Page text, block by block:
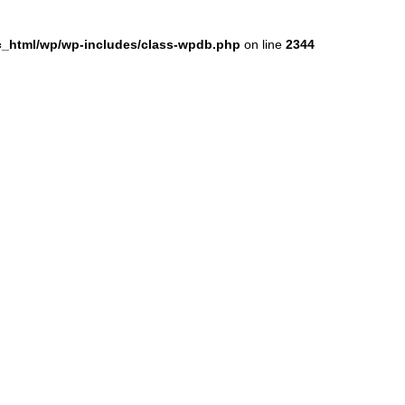
wp/wp-includes/class-wpdb.php on line 2344